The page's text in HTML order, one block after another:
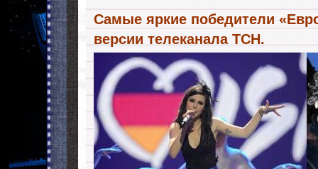
Самые яркие победители
версии телеканала ТСН.